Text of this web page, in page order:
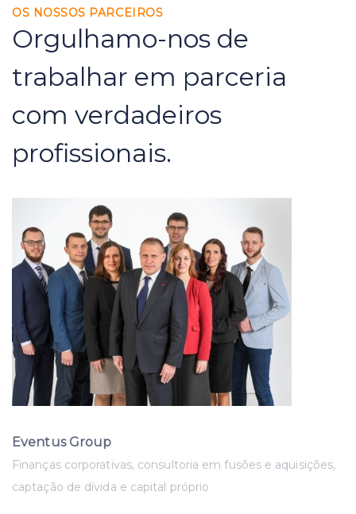
OS NOSSOS PARCEIROS
Orgulhamo-nos de
trabalhar em parceria
com verdadeiros
profissionais.
Eventus Group
Finanças corporativas, consultoria em fusões e aquisições,
captação de dívida e capital próprio